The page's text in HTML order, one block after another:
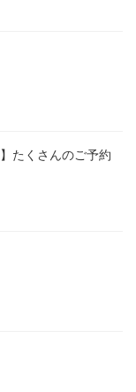
たくさんのご予約